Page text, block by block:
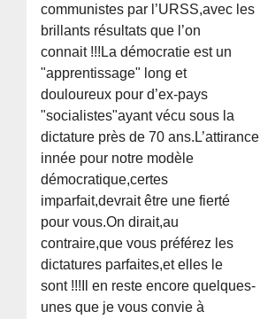
communistes par l’URSS,avec les
brillants résultats que l’on
connait !!!La démocratie est un
"apprentissage" long et
douloureux pour d’ex-pays
"socialistes"ayant vécu sous la
dictature près de 70 ans.L’attirance
innée pour notre modèle
démocratique,certes
imparfait,devrait être une fierté
pour vous.On dirait,au
contraire,que vous préférez les
dictatures parfaites,et elles le
sont !!!Il en reste encore quelques-
unes que je vous convie à